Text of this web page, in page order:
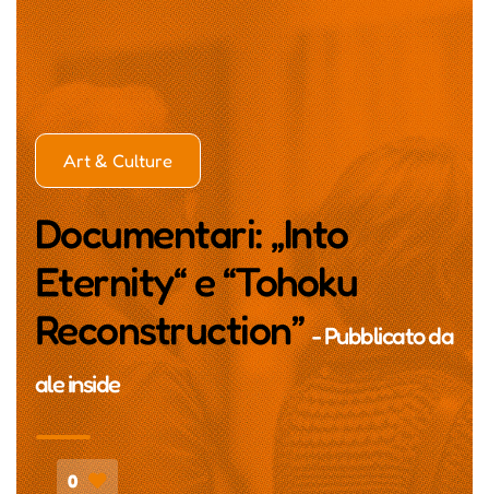
Art & Culture
Documentari: „Into
Eternity“ e “Tohoku
Reconstruction”- Pubblicato da
ale inside
0